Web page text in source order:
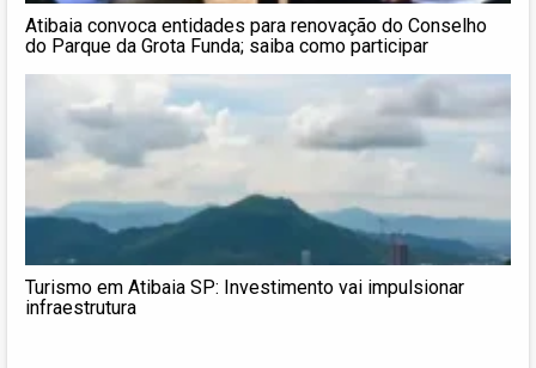
Atibaia convoca entidades para renovação do Conselho
do Parque da Grota Funda; saiba como participar
Turismo em Atibaia SP: Investimento vai impulsionar
infraestrutura